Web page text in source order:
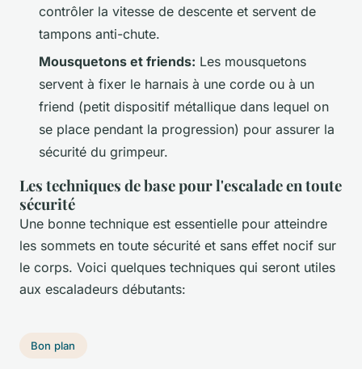
contrôler la vitesse de descente et servent de
tampons anti-chute.
Mousquetons et friends: Les mousquetons
servent à fixer le harnais à une corde ou à un
friend (petit dispositif métallique dans lequel on
se place pendant la progression) pour assurer la
sécurité du grimpeur.
Les techniques de base pour l'escalade en toute
sécurité
Une bonne technique est essentielle pour atteindre
les sommets en toute sécurité et sans effet nocif sur
le corps. Voici quelques techniques qui seront utiles
aux escaladeurs débutants:
Bon plan